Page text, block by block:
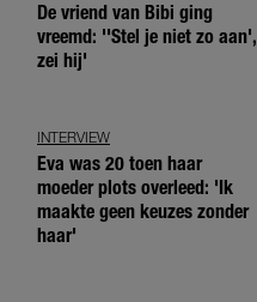
De vriend van Bibi ging
vreemd: ''Stel je niet zo aan',
zei hij'
INTERVIEW
Eva was 20 toen haar
moeder plots overleed: 'Ik
maakte geen keuzes zonder
haar'